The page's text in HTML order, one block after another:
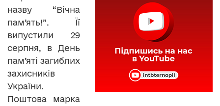
назву “Вічна
пам’ять!”. Її
випустили 29
серпня, в День
пам’яті загиблих
захисників
України.
Поштова марка